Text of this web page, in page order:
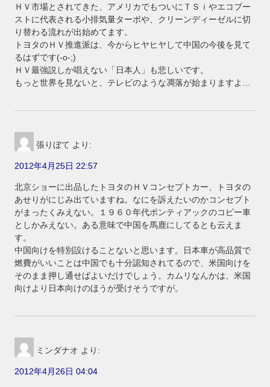
ＨＶ市場とされてきた、アメリカでもついにＴＳｉやエコブー
ストに代表される小排気量ターボや、クリーンディーゼルに切
り替わる流れが出始めてます。
トヨタのＨＶ推進派は、今からヒヤヒヤして中国の今後を見て
るはずです(-o-;)
ＨＶ最強説しか唱えない「日本人」も悲しいです。
もっと世界を見ないと、テレビのような凋落が始まりますよ…
張りぼて より:
2012年4月25日 22:57
北京ショーに出品したトヨタのＨＶコンセプトカー、トヨタの
あせりがにじみ出ていますね。なにを訴えたいのかコンセプト
がまったくみえない。１９６０年代ポンティアックのコピー車
としかみえない。ある意味で中国を馬鹿にしてるとも云えま
す。
中国向けを特別設けることないと思います。日本車が高品質で
燃費がいいことは中国でも十分認知されてるので、米国向けを
そのまま押し通せばよいだけでしょう。カムリなんかは、米国
向けより日本向けのほうが受けそうですが。
ミンダナオ より:
2012年4月26日 04:04